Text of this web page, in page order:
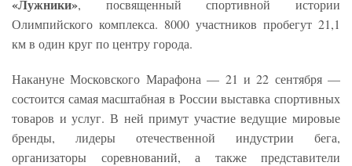
«Лужники», посвященный спортивной истории
Олимпийского комплекса. 8000 участников пробегут 21,1
км в один круг по центру города.
Накануне Московского Марафона — 21 и 22 сентября —
состоится самая масштабная в России выставка спортивных
товаров и услуг. В ней примут участие ведущие мировые
бренды, лидеры отечественной индустрии бега,
организаторы соревнований, а также представители